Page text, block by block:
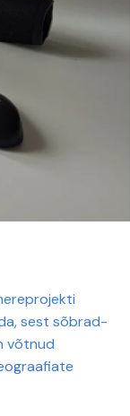
sest sõbrad-
võtnud